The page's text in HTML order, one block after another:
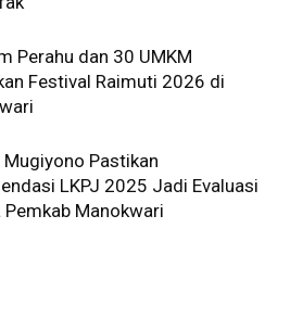
Perahu dan 30 UMKM
Festival Raimuti 2026 di
Mugiyono Pastikan
LKPJ 2025 Jadi Evaluasi
Pemkab Manokwari